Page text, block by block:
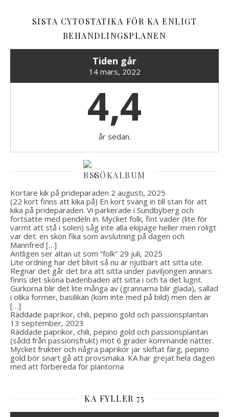
SISTA CYTOSTATIKA FÖR KA ENLIGT
BEHANDLINGSPLANEN
Tiden går
14 mars, 2022
4,4
år sedan.
GÖKALBUM
Kortare kik på prideparaden 2 augusti, 2025
(22 kort finns att kika på) En kort sväng in till stan för att
kika på prideparaden. Vi parkerade i Sundbyberg och
fortsatte med pendeln in. Mycket folk, fint väder (lite för
varmt att stå i solen) såg inte alla ekipage heller men roligt
var det. en skön fika som avslutning på dagen och
Mannfred […]
Äntligen ser altan ut som ”folk” 29 juli, 2025
Lite ordning har det blivit så nu är njutbart att sitta ute.
Regnar det går det bra att sitta under paviljongen annars
finns det sköna badenbaden att sitta i och ta det lugnt.
Gurkorna blir det lite många av (grannarna blir glada), sallad
i olika former, basilikan (kom inte med på bild) men den är
[…]
Räddade paprikor, chili, pepino gold och passionsplantan
13 september, 2023
Räddade paprikor, chili, pepino gold och passionsplantan
(sådd från passionsfrukt) mot 6 grader kommande nätter.
Mycket frukter och några paprikor jar skiftat färg, pepino
gold bör snart gå att provsmaka. KA har grejat hela dagen
med att förbereda för plantorna
KA FYLLER 75